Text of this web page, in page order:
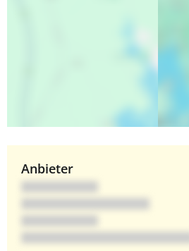
Anbieter